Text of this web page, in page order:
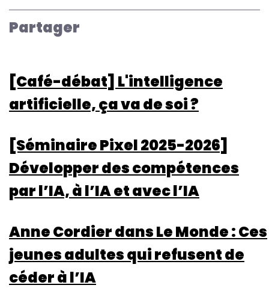
innovation
sociétaux
des
nouvelles
artificielles
Partager
[Café-débat] L'intelligence
artificielle, ça va de soi ?
[Séminaire Pixel 2025-2026]
Développer des compétences
par l’IA, à l’IA et avec l’IA
Anne Cordier dans Le Monde : Ces
jeunes adultes qui refusent de
céder à l’IA